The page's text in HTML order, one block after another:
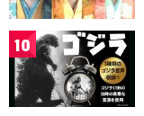
10